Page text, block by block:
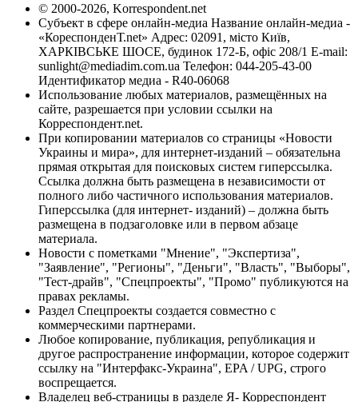
© 2000-2026, Korrespondent.net
Субъект в сфере онлайн-медиа Название онлайн-медиа -
«КореспонденТ.net» Адрес: 02091, місто Київ,
ХАРКІВСЬКЕ ШОСЕ, будинок 172-Б, офіс 208/1 E-mail:
sunlight@mediadim.com.ua Телефон: 044-205-43-00
Идентификатор медиа - R40-06068
Использование любых материалов, размещённых на
сайте, разрешается при условии ссылки на
Корреспондент.net.
При копировании материалов со страницы «Новости
Украины и мира», для интернет-изданий – обязательна
прямая открытая для поисковых систем гиперссылка.
Ссылка должна быть размещена в независимости от
полного либо частичного использования материалов.
Гиперссылка (для интернет- изданий) – должна быть
размещена в подзаголовке или в первом абзаце
материала.
Новости с пометками "Мнение", "Экспертиза",
"Заявление", "Регионы", "Деньги", "Власть", "Выборы",
"Тест-драйв", "Спецпроекты", "Промо" публикуются на
правах рекламы.
Раздел Спецпроекты создается совместно с
коммерческими партнерами.
Любое копирование, публикация, републикация и
другое распространение информации, которое содержит
ссылку на "Интерфакс-Украина", EPA / UPG, строго
воспрещается.
Владелец веб-страницы в разделе Я- Корреспондент